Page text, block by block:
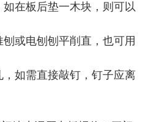
在板后垫一木块，则可以
或电刨刨平削直，也可用
如需直接敲钉，钉子应离